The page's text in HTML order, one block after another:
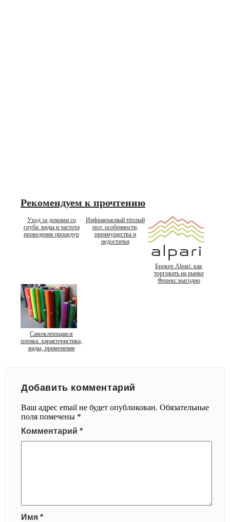
Рекомендуем к прочтению
Уход за домами со
сруба: виды и частота
проведения процедур
Инфракрасный тёплый
пол: особенности,
преимущества и
недостатки
Брокер Alpari: как
торговать на рынке
Форекс выгодно
Самоклеющаяся
пленка: характеристика,
виды, применение
Добавить комментарий
Ваш адрес email не будет опубликован. Обязательные
поля помечены *
Комментарий *
Имя *